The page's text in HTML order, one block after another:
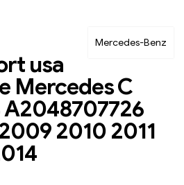
Mercedes-Benz
usa
Mercedes C
2010 2011